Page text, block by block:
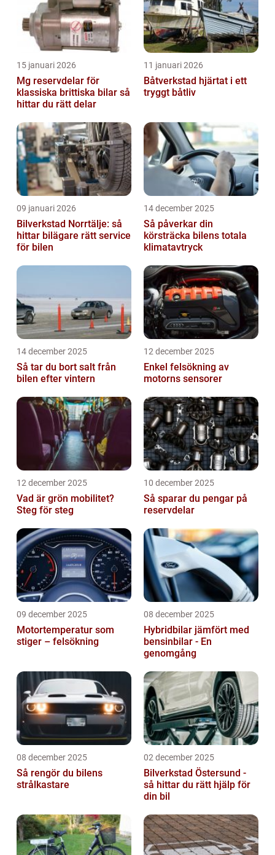
15 januari 2026
Mg reservdelar för
klassiska brittiska bilar så
hittar du rätt delar
11 januari 2026
Båtverkstad hjärtat i ett
tryggt båtliv
09 januari 2026
Bilverkstad Norrtälje: så
hittar bilägare rätt service
för bilen
14 december 2025
Så påverkar din
körsträcka bilens totala
klimatavtryck
14 december 2025
Så tar du bort salt från
bilen efter vintern
12 december 2025
Enkel felsökning av
motorns sensorer
12 december 2025
Vad är grön mobilitet?
Steg för steg
10 december 2025
Så sparar du pengar på
reservdelar
09 december 2025
Motortemperatur som
stiger – felsökning
08 december 2025
Hybridbilar jämfört med
bensinbilar - En
genomgång
08 december 2025
Så rengör du bilens
strålkastare
02 december 2025
Bilverkstad Östersund -
så hittar du rätt hjälp för
din bil